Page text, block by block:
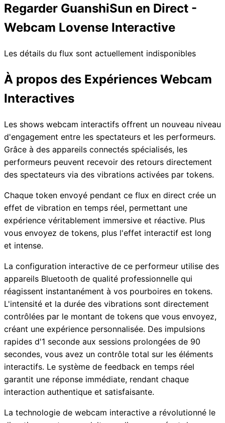
Regarder GuanshiSun en Direct -
Webcam Lovense Interactive
Les détails du flux sont actuellement indisponibles
À propos des Expériences Webcam
Interactives
Les shows webcam interactifs offrent un nouveau niveau
d'engagement entre les spectateurs et les performeurs.
Grâce à des appareils connectés spécialisés, les
performeurs peuvent recevoir des retours directement
des spectateurs via des vibrations activées par tokens.
Chaque token envoyé pendant ce flux en direct crée un
effet de vibration en temps réel, permettant une
expérience véritablement immersive et réactive. Plus
vous envoyez de tokens, plus l'effet interactif est long
et intense.
La configuration interactive de ce performeur utilise des
appareils Bluetooth de qualité professionnelle qui
réagissent instantanément à vos pourboires en tokens.
L'intensité et la durée des vibrations sont directement
contrôlées par le montant de tokens que vous envoyez,
créant une expérience personnalisée. Des impulsions
rapides d'1 seconde aux sessions prolongées de 90
secondes, vous avez un contrôle total sur les éléments
interactifs. Le système de feedback en temps réel
garantit une réponse immédiate, rendant chaque
interaction authentique et satisfaisante.
La technologie de webcam interactive a révolutionné le